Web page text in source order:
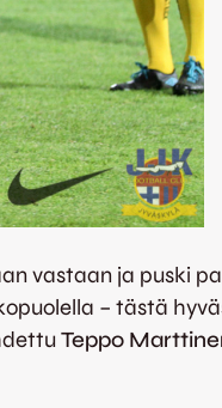
vastaan ja puski
– tästä
Teppo